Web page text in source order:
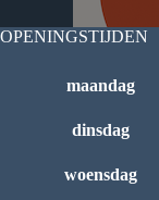
OPENINGSTIJDEN
maandag
dinsdag
woensdag